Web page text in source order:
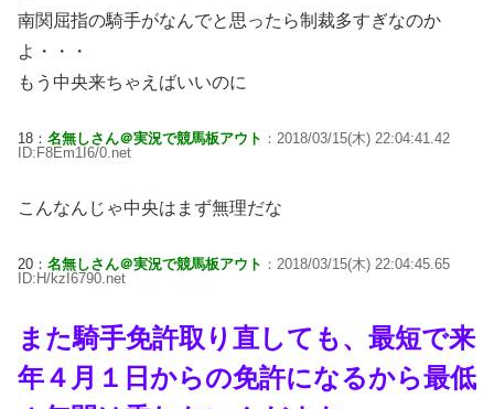
南関屈指の騎手がなんでと思ったら制裁多すぎなのか
よ・・・
もう中央来ちゃえばいいのに
18： 名無しさん＠実況で競馬板アウト ：2018/03/15(木) 22:04:41.42
ID:F8Em1I6/0.net
こんなんじゃ中央はまず無理だな
20： 名無しさん＠実況で競馬板アウト ：2018/03/15(木) 22:04:45.65
ID:H/kzI6790.net
また騎手免許取り直しても、最短で来
年４月１日からの免許になるから最低